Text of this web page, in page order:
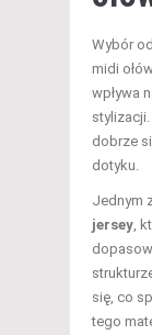
Wybór
midi
wpływa
dobrze
dotyku.
Jednym
jersey ,
się, co
tego